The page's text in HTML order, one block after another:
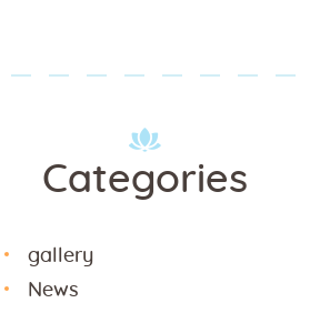
Categories
gallery
News